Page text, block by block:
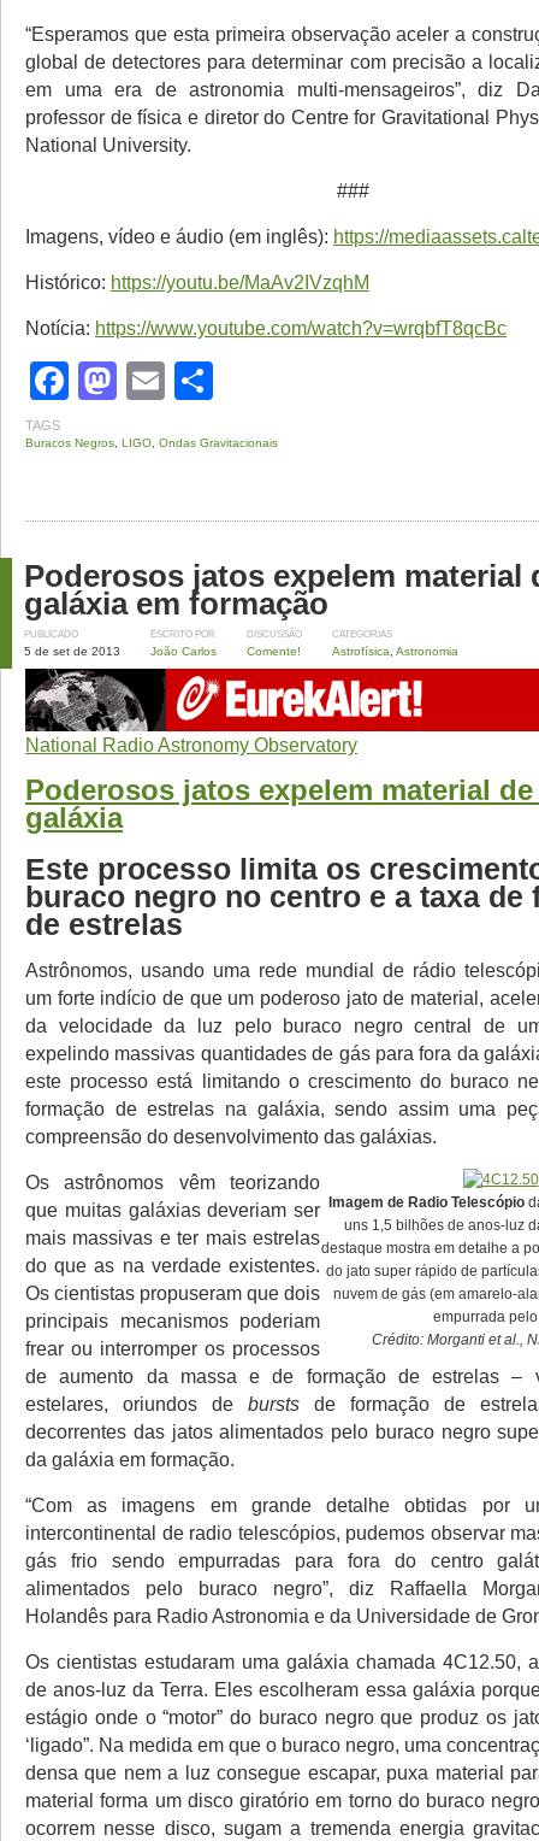
“Esperamos que esta primeira observação aceler a
global de detectores para determinar com precisão a
em uma era de astronomia multi-mensageiros”, diz
professor de física e diretor do Centre for Gravitational
National University.
###
Imagens, vídeo e áudio (em inglês): https://
Histórico: https://youtu.be/MaAv2IVzqhM
Notícia: https://www.youtube.com/watch?v=wrqbfT8qcBc
Facebook
Mastodon
Email
TAGS
Buracos Negros LIGO Ondas Gravitacionais
Poderosos jatos expelem material
galáxia em formação
PUBLICADO
5 de set de 2013
ESCRITO POR
João Carlos
DISCUSSÃO
Comente!
CATEGORIAS
Astrofísica Astronomia
National Radio Astronomy Observatory
Poderosos jatos expelem material
galáxia
Este processo limita os
buraco negro no centro e a taxa de
de estrelas
Astrônomos, usando uma rede mundial de rádio
um forte indício de que um poderoso jato de material,
da velocidade da luz pelo buraco negro central de
expelindo massivas quantidades de gás para fora da
este processo está limitando o crescimento do buraco
formação de estrelas na galáxia, sendo assim uma
compreensão do desenvolvimento das galáxias.
Imagem de Radio Telescópio
uns 1,5 bilhões de anos-luz
destaque mostra em detalhe a
do jato super rápido de
nuvem de gás (em amarelo-
empurrada
Crédito: Morganti et al.,
Os astrônomos vêm teorizando
que muitas galáxias deveriam ser
mais massivas e ter mais estrelas
do que as na verdade existentes.
Os cientistas propuseram que dois
principais mecanismos poderiam
frear ou interromper os processos
de aumento da massa e de formação de estrelas –
estelares, oriundos de bursts de formação de
decorrentes das jatos alimentados pelo buraco negro
da galáxia em formação.
“Com as imagens em grande detalhe obtidas por
intercontinental de radio telescópios, pudemos observar
gás frio sendo empurradas para fora do centro
alimentados pelo buraco negro”, diz Raffaella
Holandês para Radio Astronomia e da Universidade de
Os cientistas estudaram uma galáxia chamada 4C12.50,
de anos-luz da Terra. Eles escolheram essa galáxia
estágio onde o “motor” do buraco negro que produz os
‘ligado”. Na medida em que o buraco negro, uma
densa que nem a luz consegue escapar, puxa material
material forma um disco giratório em torno do buraco
ocorrem nesse disco, sugam a tremenda energia